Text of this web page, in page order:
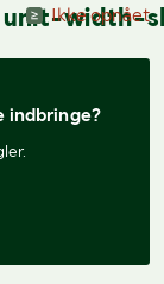
unit-width-
Ikke opnået
indbringe?